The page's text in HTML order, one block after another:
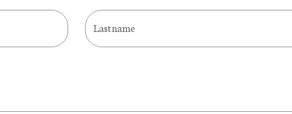
Lastname